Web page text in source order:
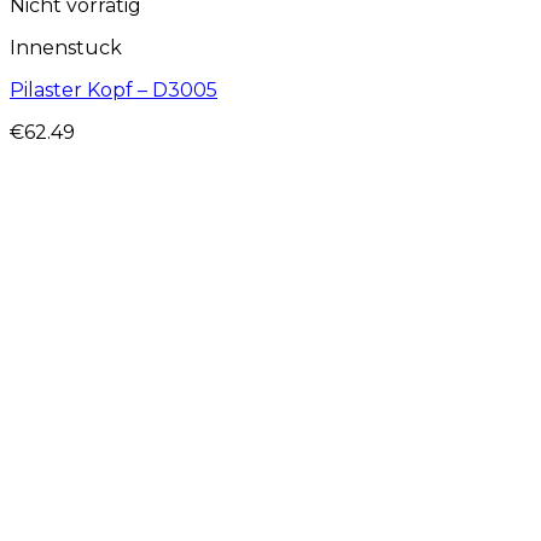
Nicht vorrätig
Innenstuck
Pilaster Kopf – D3005
€62.49